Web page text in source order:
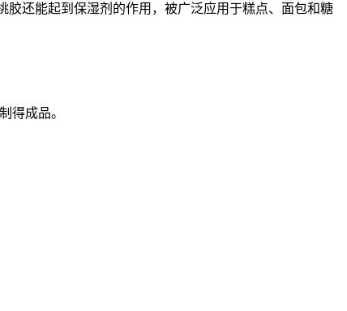
还能起到保湿剂的作用，被广泛应用于糕点、面包和糖
得成品。